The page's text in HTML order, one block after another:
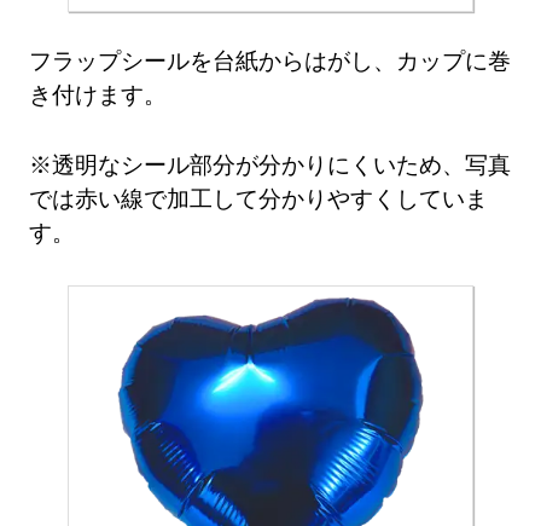
フラップシールを台紙からはがし、カップに巻
き付けます。
※透明なシール部分が分かりにくいため、写真
では赤い線で加工して分かりやすくしていま
す。